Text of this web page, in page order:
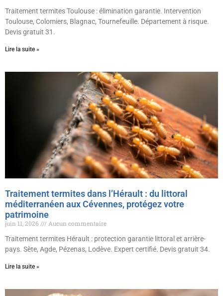
Traitement termites Toulouse : élimination garantie. Intervention
Toulouse, Colomiers, Blagnac, Tournefeuille. Département à risque.
Devis gratuit 31.
Lire la suite »
Traitement termites dans l’Hérault : du littoral
méditerranéen aux Cévennes, protégez votre
patrimoine
juin 11, 2026
Aucun commentaire
Traitement termites Hérault : protection garantie littoral et arrière-
pays. Sète, Agde, Pézenas, Lodève. Expert certifié. Devis gratuit 34.
Lire la suite »